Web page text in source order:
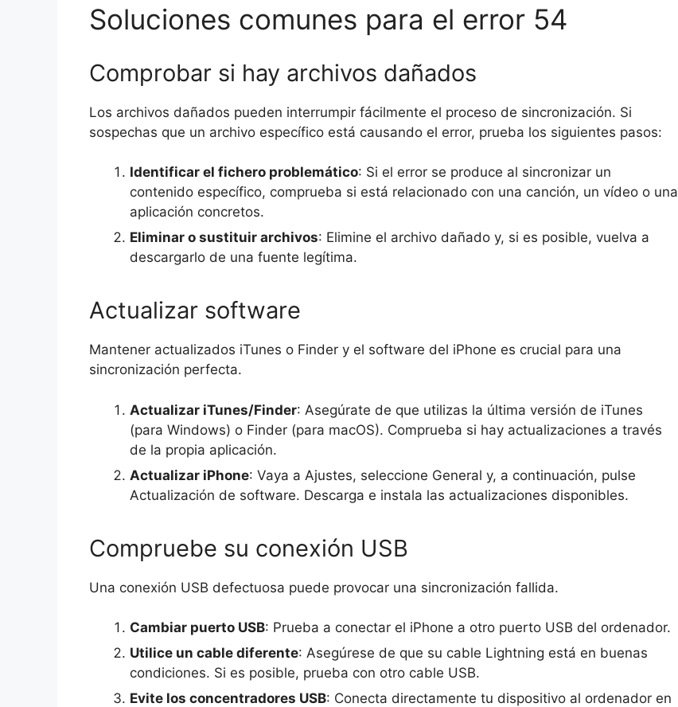
Soluciones comunes para el error 54
Comprobar si hay archivos dañados
Los archivos dañados pueden interrumpir fácilmente el proceso de sincronización. Si
sospechas que un archivo específico está causando el error, prueba los siguientes pasos:
Identificar el fichero problemático: Si el error se produce al sincronizar un
contenido específico, comprueba si está relacionado con una canción, un vídeo o una
aplicación concretos.
Eliminar o sustituir archivos: Elimine el archivo dañado y, si es posible, vuelva a
descargarlo de una fuente legítima.
Actualizar software
Mantener actualizados iTunes o Finder y el software del iPhone es crucial para una
sincronización perfecta.
Actualizar iTunes/Finder: Asegúrate de que utilizas la última versión de iTunes
(para Windows) o Finder (para macOS). Comprueba si hay actualizaciones a través
de la propia aplicación.
Actualizar iPhone: Vaya a Ajustes, seleccione General y, a continuación, pulse
Actualización de software. Descarga e instala las actualizaciones disponibles.
Compruebe su conexión USB
Una conexión USB defectuosa puede provocar una sincronización fallida.
Cambiar puerto USB: Prueba a conectar el iPhone a otro puerto USB del ordenador.
Utilice un cable diferente: Asegúrese de que su cable Lightning está en buenas
condiciones. Si es posible, prueba con otro cable USB.
Evite los concentradores USB: Conecta directamente tu dispositivo al ordenador en